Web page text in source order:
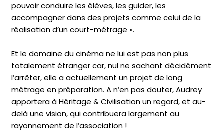
pouvoir conduire les élèves, les guider, les
accompagner dans des projets comme celui de la
réalisation d’un court-métrage ».
Et le domaine du cinéma ne lui est pas non plus
totalement étranger car, nul ne sachant décidément
l’arrêter, elle a actuellement un projet de long
métrage en préparation. A n’en pas douter, Audrey
apportera à Héritage & Civilisation un regard, et au-
delà une vision, qui contribuera largement au
rayonnement de l’association !